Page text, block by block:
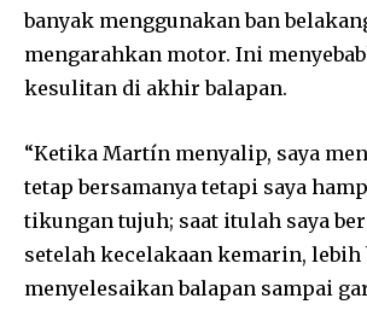
banyak menggunakan ban
mengarahkan motor. Ini
kesulitan di akhir balapan.
“Ketika Martín menyalip, saya
tetap bersamanya tetapi saya
tikungan tujuh; saat itulah saya
setelah kecelakaan kemarin, lebih
menyelesaikan balapan sampai